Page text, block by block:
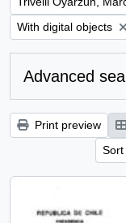
Remove filter:
With digital objects
Advanced
Print preview
Sort